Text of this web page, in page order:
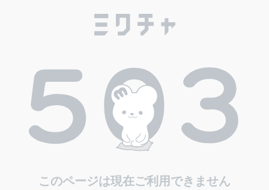
このページは現在ご利用できません